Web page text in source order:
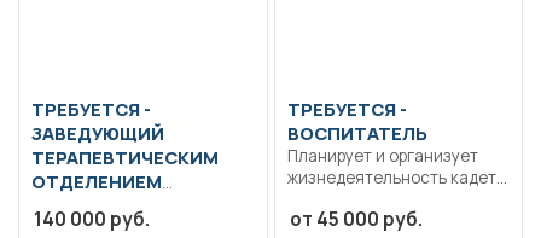
ТРЕБУЕТСЯ -
ЗАВЕДУЮЩИЙ
ТЕРАПЕВТИЧЕСКИМ
ОТДЕЛЕНИЕМ
специалитет,
140 000 руб.
ТРЕБУЕТСЯ -
ВОСПИТАТЕЛЬ
Планирует и организует
жизнедеятельность кадет и
воспитание....
от 45 000 руб.